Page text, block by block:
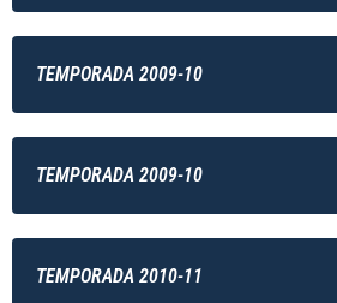
TEMPORADA 2009-10
TEMPORADA 2009-10
TEMPORADA 2010-11